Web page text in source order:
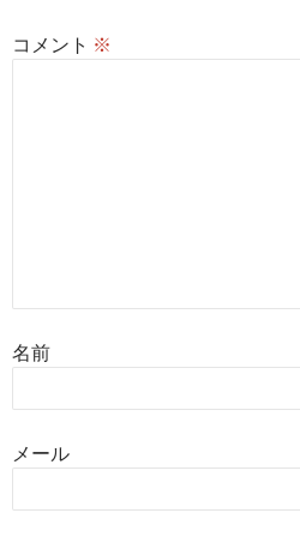
コメント ※
名前
メール